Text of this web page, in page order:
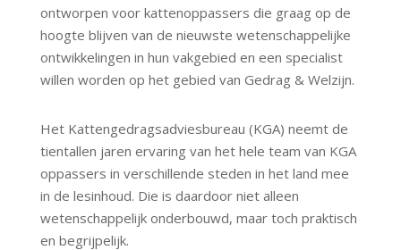
ontworpen voor kattenoppassers die graag op de
hoogte blijven van de nieuwste wetenschappelijke
ontwikkelingen in hun vakgebied en een specialist
willen worden op het gebied van Gedrag & Welzijn.
Het Kattengedragsadviesbureau (KGA) neemt de
tientallen jaren ervaring van het hele team van KGA
oppassers in verschillende steden in het land mee
in de lesinhoud. Die is daardoor niet alleen
wetenschappelijk onderbouwd, maar toch praktisch
en begrijpelijk.